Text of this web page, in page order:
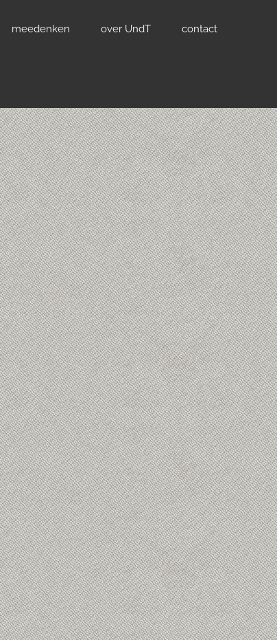
meedenken over UndT contact